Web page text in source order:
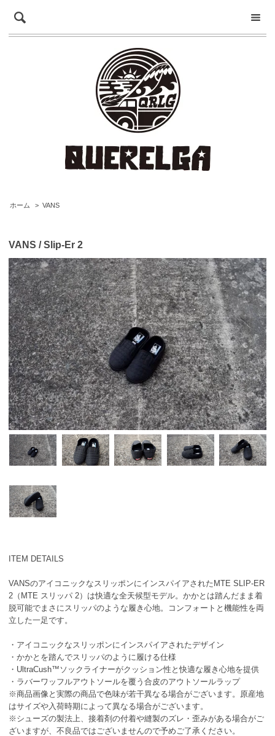
ホーム > VANS
VANS / Slip-Er 2
ITEM DETAILS
VANSのアイコニックなスリッポンにインスパイアされたMTE SLIP-ER
2（MTE スリッパ 2）は快適な全天候型モデル。かかとは踏んだまま着
脱可能でまさにスリッパのような履き心地。コンフォートと機能性を両
立した一足です。
・アイコニックなスリッポンにインスパイアされたデザイン
・かかとを踏んでスリッパのように履ける仕様
・UltraCush™ソックライナーがクッション性と快適な履き心地を提供
・ラバーワッフルアウトソールを覆う合皮のアウトソールラップ
※商品画像と実際の商品で色味が若干異なる場合がございます。原産地
はサイズや入荷時期によって異なる場合がございます。
※シューズの製法上、接着剤の付着や縫製のズレ・歪みがある場合がご
ざいますが、不良品ではございませんので予めご了承ください。